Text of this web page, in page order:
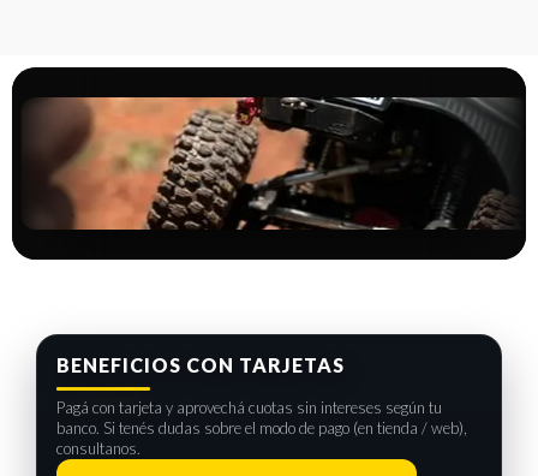
BENEFICIOS CON TARJETAS
Pagá con tarjeta y aprovechá cuotas sin intereses según tu
banco. Si tenés dudas sobre el modo de pago (en tienda / web),
consultanos.